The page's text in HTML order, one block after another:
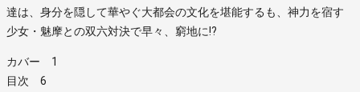
達は、身分を隠して華やぐ大都会の文化を堪能するも、神力を宿す
少女・魅摩との双六対決で早々、窮地に!?
カバー 1
目次 6